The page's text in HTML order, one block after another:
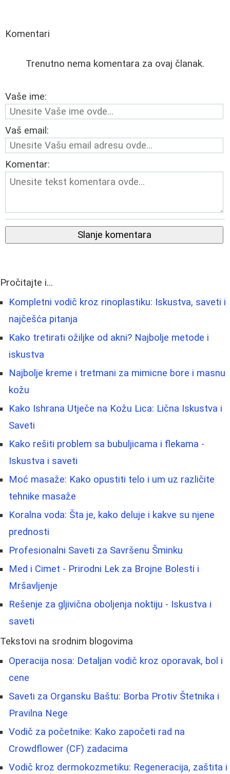
Komentari
Trenutno nema komentara za ovaj članak.
Vaše ime:
Vaš email:
Komentar:
Slanje komentara
Pročitajte i...
Kompletni vodič kroz rinoplastiku: Iskustva, saveti i
najčešća pitanja
Kako tretirati ožiljke od akni? Najbolje metode i
iskustva
Najbolje kreme i tretmani za mimicne bore i masnu
kožu
Kako Ishrana Utječe na Kožu Lica: Lična Iskustva i
Saveti
Kako rešiti problem sa bubuljicama i flekama -
Iskustva i saveti
Moć masaže: Kako opustiti telo i um uz različite
tehnike masaže
Koralna voda: Šta je, kako deluje i kakve su njene
prednosti
Profesionalni Saveti za Savršenu Šminku
Med i Cimet - Prirodni Lek za Brojne Bolesti i
Mršavljenje
Rešenje za gljivična oboljenja noktiju - Iskustva i
saveti
Tekstovi na srodnim blogovima
Operacija nosa: Detaljan vodič kroz oporavak, bol i
cene
Saveti za Organsku Baštu: Borba Protiv Štetnika i
Pravilna Nege
Vodič za početnike: Kako započeti rad na
Crowdflower (CF) zadacima
Vodič kroz dermokozmetiku: Regeneracija, zaštita i